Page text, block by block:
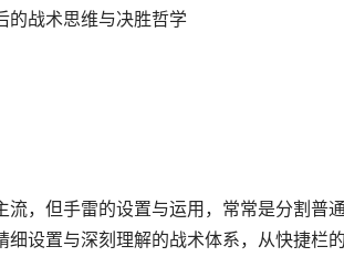
的战术思维与决胜哲学
，但手雷的设置与运用，常常是分割普
设置与深刻理解的战术体系，从快捷栏